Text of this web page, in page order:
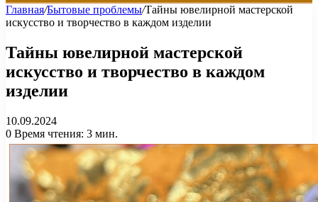
Главная/Бытовые проблемы/Тайны ювелирной мастерской
искусство и творчество в каждом изделии
Тайны ювелирной мастерской
искусство и творчество в каждом
изделии
10.09.2024
0 Время чтения: 3 мин.